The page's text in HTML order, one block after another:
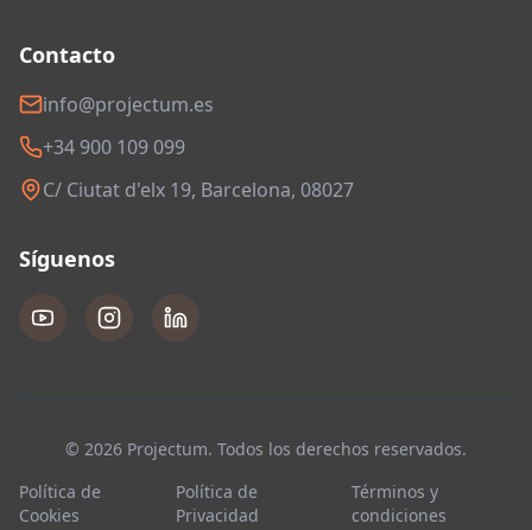
Contacto
info@projectum.es
+34 900 109 099
C/ Ciutat d'elx 19, Barcelona, 08027
Síguenos
© 2026 Projectum. Todos los derechos reservados.
Política de
Cookies
Política de
Privacidad
Términos y
condiciones